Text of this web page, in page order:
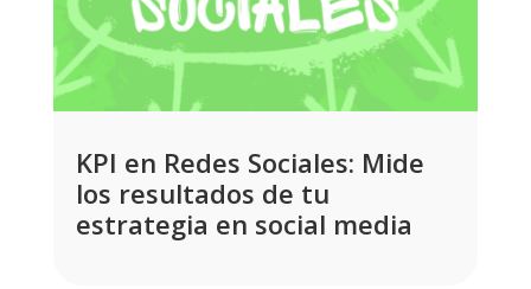
KPI en Redes Sociales: Mide
los resultados de tu
estrategia en social media